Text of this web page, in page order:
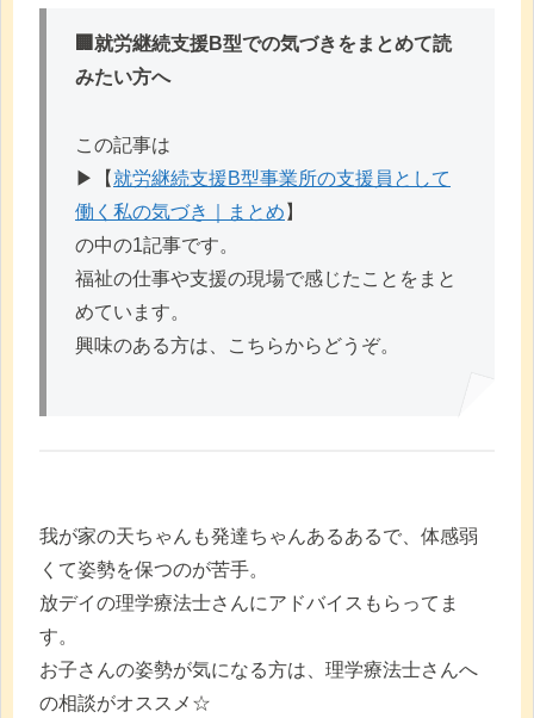
🏢就労継続支援B型での気づきをまとめて読
みたい方へ
この記事は
▶︎【 就労継続支援B型事業所の支援員として
働く私の気づき｜まとめ 】
の中の1記事です。
福祉の仕事や支援の現場で感じたことをまと
めています。
興味のある方は、こちらからどうぞ。
我が家の天ちゃんも発達ちゃんあるあるで、体感弱
くて姿勢を保つのが苦手。
放デイの理学療法士さんにアドバイスもらってま
す。
お子さんの姿勢が気になる方は、理学療法士さんへ
の相談がオススメ☆